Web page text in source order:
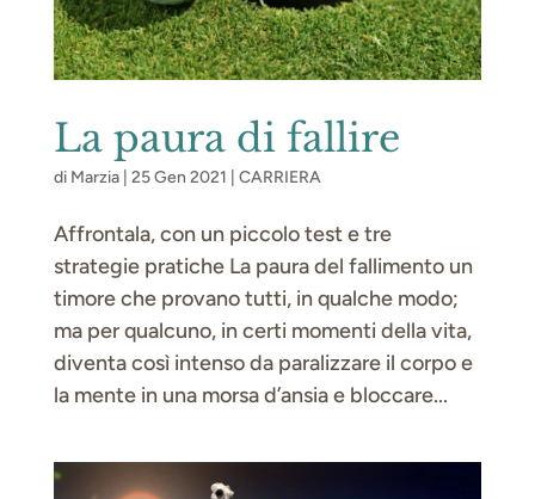
La paura di fallire
di Marzia| 25 Gen 2021 CARRIERA
Affrontala, con un piccolo test e tre
strategie pratiche La paura del fallimento un
timore che provano tutti, in qualche modo;
ma per qualcuno, in certi momenti della vita,
diventa così intenso da paralizzare il corpo e
la mente in una morsa d’ansia e bloccare...